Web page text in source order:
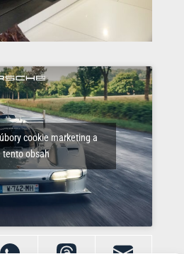
cookie marketing a
tento obsah